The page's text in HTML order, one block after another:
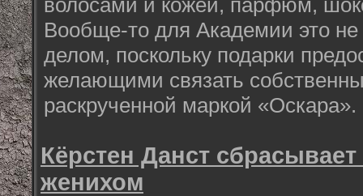
волосами и кожей, парфюм,
Вообще-то для Академии это
делом, поскольку подарки
желающими связать
раскрученной маркой «Оскара».
Кёрстен Данст
женихом